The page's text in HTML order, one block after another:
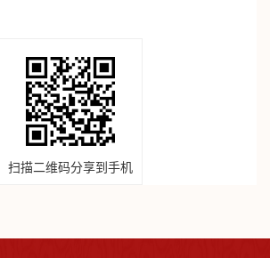
扫描二维码分享到手机